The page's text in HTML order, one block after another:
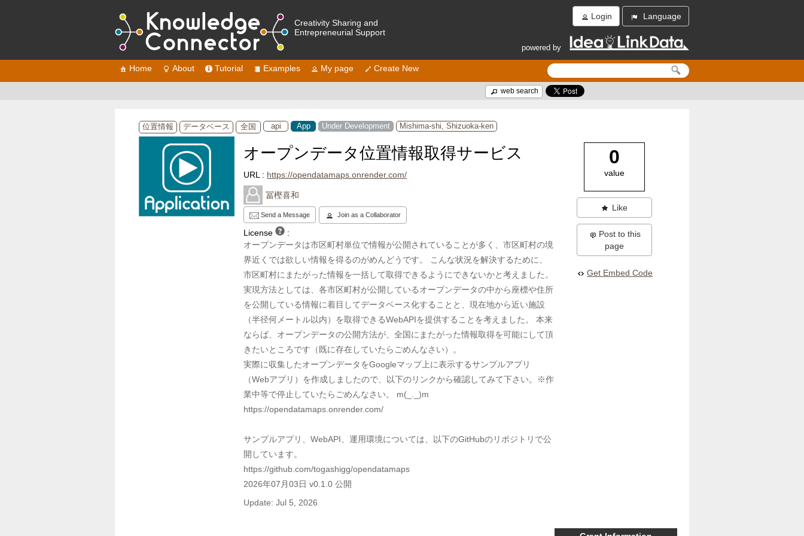
Creativity Sharing and
Entrepreneurial Support
Login Language
powered by
Home About Tutorial Examples My page Create New
web search
位置情報 データベース 全国 api App Under Development Mishima-shi, Shizuoka-ken
オープンデータ位置情報取得サービス
URL : https://opendatamaps.onrender.com/
冨樫喜和
Send a Message Join as a Collaborator
License
:
オープンデータは市区町村単位で情報が公開されていることが多く、市区町村の境
界近くでは欲しい情報を得るのがめんどうです。 こんな状況を解決するために、
市区町村にまたがった情報を一括して取得できるようにできないかと考えました。
実現方法としては、各市区町村が公開しているオープンデータの中から座標や住所
を公開している情報に着目してデータベース化することと、現在地から近い施設
（半径何メートル以内）を取得できるWebAPIを提供することを考えました。 本来
ならば、オープンデータの公開方法が、全国にまたがった情報取得を可能にして頂
きたいところです（既に存在していたらごめんなさい）。
実際に収集したオープンデータをGoogleマップ上に表示するサンプルアプリ
（Webアプリ）を作成しましたので、以下のリンクから確認してみて下さい。※作
業中等で停止していたらごめんなさい。 m(_._)m
https://opendatamaps.onrender.com/
サンプルアプリ、WebAPI、運用環境については、以下のGitHubのリポジトリで公
開しています。
https://github.com/togashigg/opendatamaps
Update: Jul 5, 2026
0
value
Like
Post to this
page
Get Embed Code